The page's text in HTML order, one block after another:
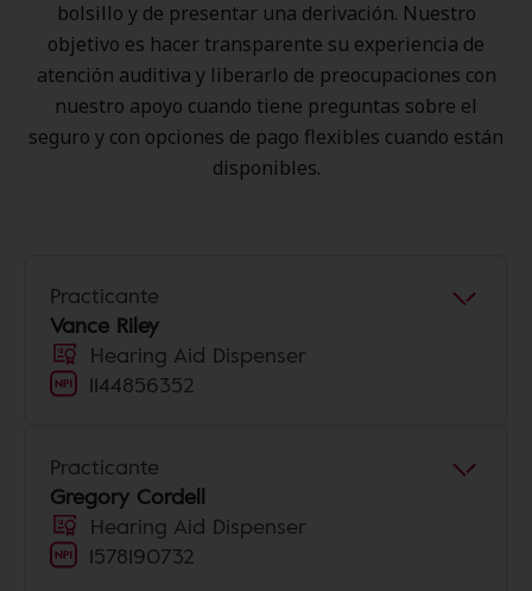
bolsillo y de presentar una derivación. Nuestro
objetivo es hacer transparente su experiencia de
atención auditiva y liberarlo de preocupaciones con
nuestro apoyo cuando tiene preguntas sobre el
seguro y con opciones de pago flexibles cuando están
disponibles.
Practicante
Vance Riley
Hearing Aid Dispenser
1144856352
Practicante
Gregory Cordell
Hearing Aid Dispenser
1578190732